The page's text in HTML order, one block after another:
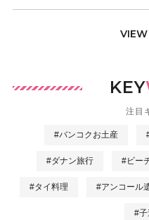
KEY
注目
#バンコクお土産
#ダナン旅行 #ビー
#タイ料理 #アンコール
#子